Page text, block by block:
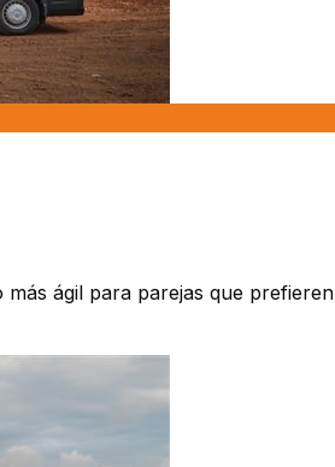
ágil para parejas que